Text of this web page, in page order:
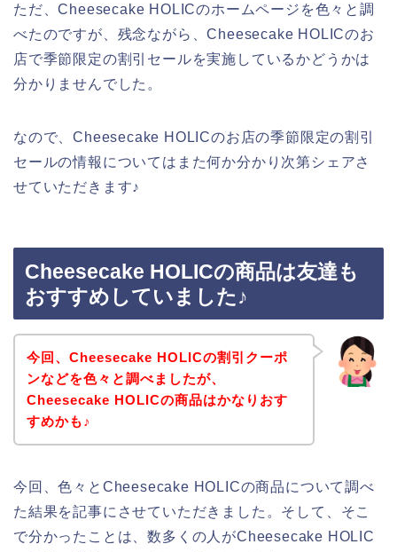
ただ、Cheesecake HOLICのホームページを色々と調
べたのですが、残念ながら、Cheesecake HOLICのお
店で季節限定の割引セールを実施しているかどうかは
分かりませんでした。
なので、Cheesecake HOLICのお店の季節限定の割引
セールの情報についてはまた何か分かり次第シェアさ
せていただきます♪
Cheesecake HOLICの商品は友達も
おすすめしていました♪
今回、Cheesecake HOLICの割引クーポ
ンなどを色々と調べましたが、
Cheesecake HOLICの商品はかなりおす
すめかも♪
今回、色々とCheesecake HOLICの商品について調べ
た結果を記事にさせていただきました。そして、そこ
で分かったことは、数多くの人がCheesecake HOLIC